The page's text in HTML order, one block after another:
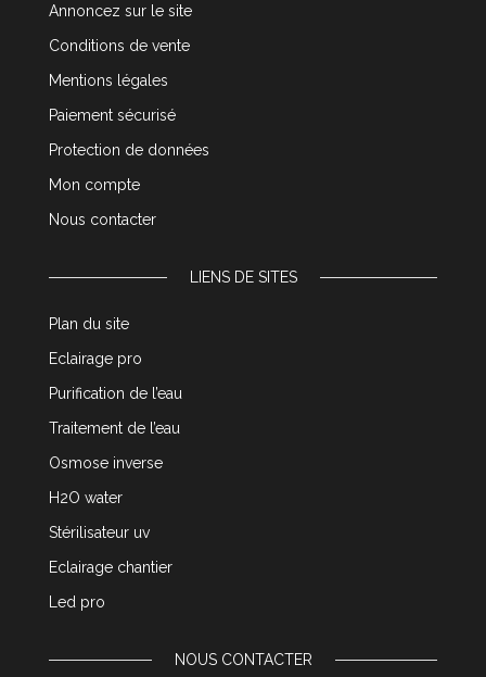
Annoncez sur le site
Conditions de vente
Mentions légales
Paiement sécurisé
Protection de données
Mon compte
Nous contacter
LIENS DE SITES
Plan du site
Eclairage pro
Purification de l’eau
Traitement de l’eau
Osmose inverse
H2O water
Stérilisateur uv
Eclairage chantier
Led pro
NOUS CONTACTER